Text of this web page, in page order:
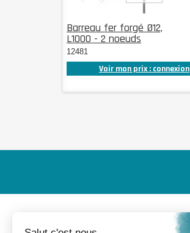
Barreau fer forgé Ø12,
L1000 - 2 noeuds
12481
Voir mon prix : connexion